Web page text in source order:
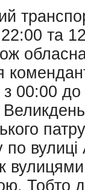
та
з 00:00
по
Тобто